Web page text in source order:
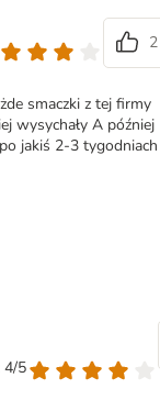
2
smaczki z tej firmy
wysychały A później
jakiś 2-3 tygodniach
4/5